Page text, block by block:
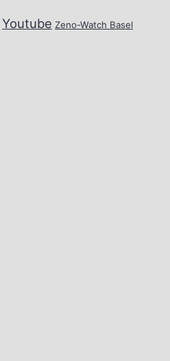
Youtube Zeno-Watch Basel